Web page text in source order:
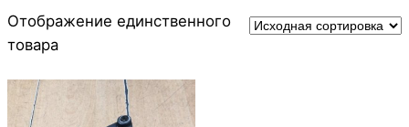
Отображение единственного
товара